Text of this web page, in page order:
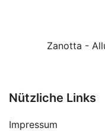
Zanotta -
Nützliche Links
Impressum